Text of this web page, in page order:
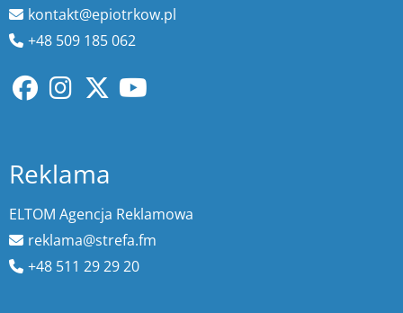
kontakt@epiotrkow.pl
+48 509 185 062
Reklama
ELTOM Agencja Reklamowa
reklama@strefa.fm
+48 511 29 29 20